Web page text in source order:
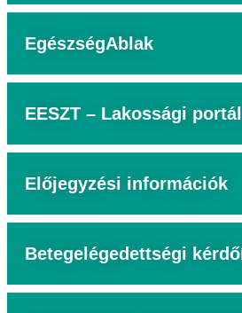
EgészségAblak
EESZT – Lakossági
Előjegyzési információk
Betegelégedettségi